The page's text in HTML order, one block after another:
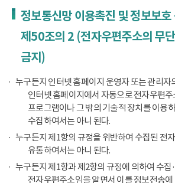
정보통신망 이용촉진 및 정보보호
제50조의 2 (전자우편주소의 무
금지)
누구든지 인터넷 홈페이지 운영자 또는 관리자
인터넷 홈페이지에서 자동으로 전자우편
프로그램이나 그 밖의 기술적 장치를 이용
수집하여서는 아니 된다.
누구든지 제1항의 규정을 위반하여 수집된 전
유통하여서는 아니 된다.
누구든지 제1항과 제2항의 규정에 의하여 수집
전자우편주소임을 알면서 이를 정보전송